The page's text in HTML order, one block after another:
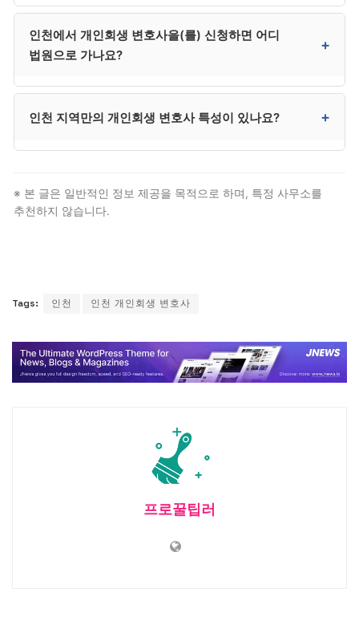
배정에 시간이 걸리는 경우가 있어 긴급한 사건은 사설
사무소가 빠를 수 있습니다.
면책 신청, 면책 후 추심 대응 등이 사후 관리에 포함될 수
있습니다. 계약 시 사후 관리 범위와 별도 비용 조건을
인천에서 개인회생 변호사을(를) 신청하면 어디
법원으로 가나요?
+
영종·강화 등 인천 전역이 인천지방법원 관할입니다.
인천 지역만의 개인회생 변호사 특성이 있나요? +
수도권 서부 사건을 처리하며 강화·옹진군까지 관할.
다만 법적 자격 요건과 절차 자체는 전국 동일하므로,
※ 본 글은 일반적인 정보 제공을 목적으로 하며, 특정 사무소를
추천하지 않습니다.
Tags: 인천 인천 개인회생 변호사
프로꿀팁러